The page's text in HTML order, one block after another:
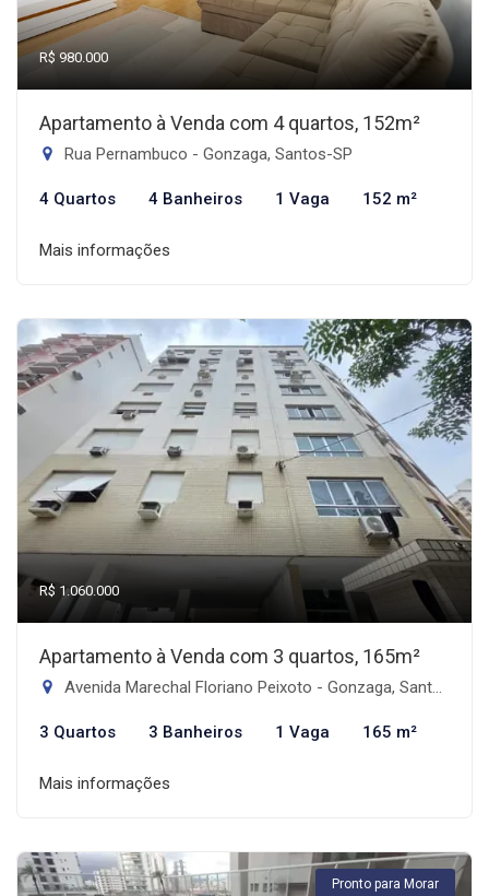
R$ 980.000
Apartamento à Venda com 4 quartos, 152m²
Rua Pernambuco - Gonzaga, Santos-SP
4 Quartos 4 Banheiros 1 Vaga 152 m²
Mais informações
R$ 1.060.000
Apartamento à Venda com 3 quartos, 165m²
Avenida Marechal Floriano Peixoto - Gonzaga, Santos-SP
3 Quartos 3 Banheiros 1 Vaga 165 m²
Mais informações
Pronto para Morar